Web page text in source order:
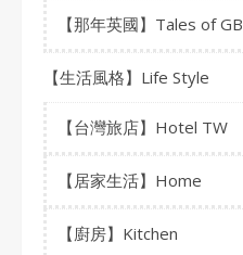
【那年英國】Tales of GB
【生活風格】Life Style
【台灣旅店】Hotel TW
【居家生活】Home
【廚房】Kitchen